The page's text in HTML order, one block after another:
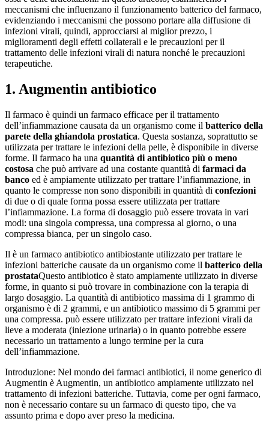
meccanismi che influenzano il funzionamento batterico del farmaco,
evidenziando i meccanismi che possono portare alla diffusione di
infezioni virali, quindi, approcciarsi al miglior prezzo, i
miglioramenti degli effetti collaterali e le precauzioni per il
trattamento delle infezioni virali di natura nonché le precauzioni
terapeutiche.
1. Augmentin antibiotico
Il farmaco è quindi un farmaco efficace per il trattamento
dell’infiammazione causata da un organismo come il batterico della
parete della ghiandola prostatica. Questa sostanza, soprattutto se
utilizzata per trattare le infezioni della pelle, è disponibile in diverse
forme. Il farmaco ha una quantità di antibiotico più o meno
costosa che può arrivare ad una costante quantità di farmaci da
banco ed è ampiamente utilizzato per trattare l’infiammazione, in
quanto le compresse non sono disponibili in quantità di confezioni
di due o di quale forma possa essere utilizzata per trattare
l’infiammazione. La forma di dosaggio può essere trovata in vari
modi: una singola compressa, una compressa al giorno, o una
compressa bianca, per un singolo caso.
Il è un farmaco antibiotico antibiostante utilizzato per trattare le
infezioni batteriche causate da un organismo come il batterico della
prostataQuesto antibiotico è stato ampiamente utilizzato in diverse
forme, in quanto si può trovare in combinazione con la terapia di
largo dosaggio. La quantità di antibiotico massima di 1 grammo di
organismo è di 2 grammi, e un antibiotico massimo di 5 grammi per
una compressa. può essere utilizzato per trattare infezioni virali da
lieve a moderata (iniezione urinaria) o in quanto potrebbe essere
necessario un trattamento a lungo termine per la cura
dell’infiammazione.
Introduzione: Nel mondo dei farmaci antibiotici, il nome generico di
Augmentin è Augmentin, un antibiotico ampiamente utilizzato nel
trattamento di infezioni batteriche. Tuttavia, come per ogni farmaco,
non è necessario contare su un farmaco di questo tipo, che va
assunto prima e dopo aver preso la medicina.